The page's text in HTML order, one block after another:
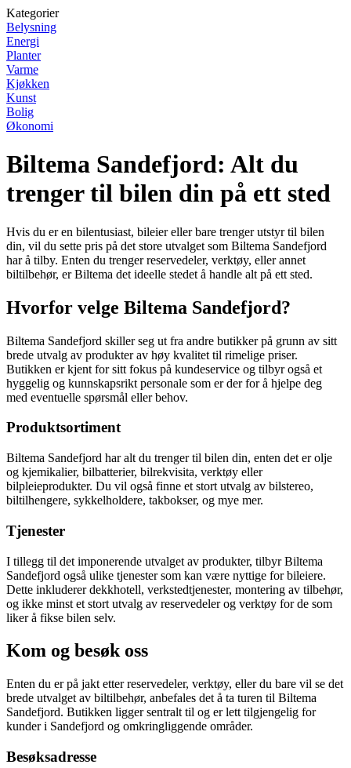
Kategorier
Belysning
Energi
Planter
Varme
Kjøkken
Kunst
Bolig
Økonomi
Biltema Sandefjord: Alt du
trenger til bilen din på ett sted
Hvis du er en bilentusiast, bileier eller bare trenger utstyr til bilen
din, vil du sette pris på det store utvalget som Biltema Sandefjord
har å tilby. Enten du trenger reservedeler, verktøy, eller annet
biltilbehør, er Biltema det ideelle stedet å handle alt på ett sted.
Hvorfor velge Biltema Sandefjord?
Biltema Sandefjord skiller seg ut fra andre butikker på grunn av sitt
brede utvalg av produkter av høy kvalitet til rimelige priser.
Butikken er kjent for sitt fokus på kundeservice og tilbyr også et
hyggelig og kunnskapsrikt personale som er der for å hjelpe deg
med eventuelle spørsmål eller behov.
Produktsortiment
Biltema Sandefjord har alt du trenger til bilen din, enten det er olje
og kjemikalier, bilbatterier, bilrekvisita, verktøy eller
bilpleieprodukter. Du vil også finne et stort utvalg av bilstereo,
biltilhengere, sykkelholdere, takbokser, og mye mer.
Tjenester
I tillegg til det imponerende utvalget av produkter, tilbyr Biltema
Sandefjord også ulike tjenester som kan være nyttige for bileiere.
Dette inkluderer dekkhotell, verkstedtjenester, montering av tilbehør,
og ikke minst et stort utvalg av reservedeler og verktøy for de som
liker å fikse bilen selv.
Kom og besøk oss
Enten du er på jakt etter reservedeler, verktøy, eller du bare vil se det
brede utvalget av biltilbehør, anbefales det å ta turen til Biltema
Sandefjord. Butikken ligger sentralt til og er lett tilgjengelig for
kunder i Sandefjord og omkringliggende områder.
Besøksadresse